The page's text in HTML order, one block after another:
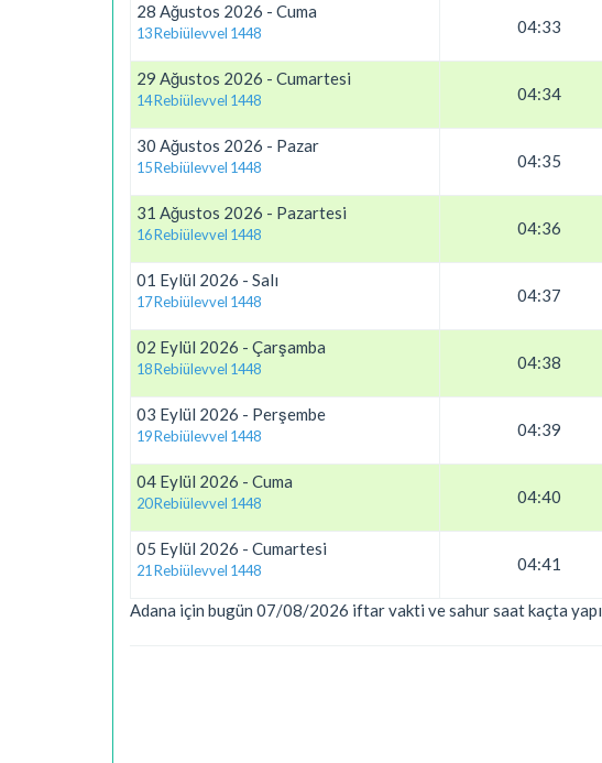
28 Ağustos 2026 - Cuma
13 Rebiülevvel 1448 04:33
29 Ağustos 2026 - Cumartesi
14 Rebiülevvel 1448 04:34
30 Ağustos 2026 - Pazar
15 Rebiülevvel 1448 04:35
31 Ağustos 2026 - Pazartesi
16 Rebiülevvel 1448 04:36
01 Eylül 2026 - Salı
17 Rebiülevvel 1448 04:37
02 Eylül 2026 - Çarşamba
18 Rebiülevvel 1448 04:38
03 Eylül 2026 - Perşembe
19 Rebiülevvel 1448 04:39
04 Eylül 2026 - Cuma
20 Rebiülevvel 1448 04:40
05 Eylül 2026 - Cumartesi
21 Rebiülevvel 1448 04:41
Adana için bugün 07/08/2026 iftar vakti ve sahur saat kaçta